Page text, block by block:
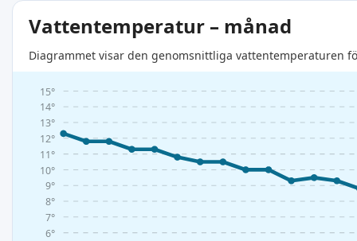
Vattentemperatur – månad
Diagrammet visar den genomsnittliga vattentemperaturen
6°
7°
8°
9°
10°
11°
12°
13°
14°
15°